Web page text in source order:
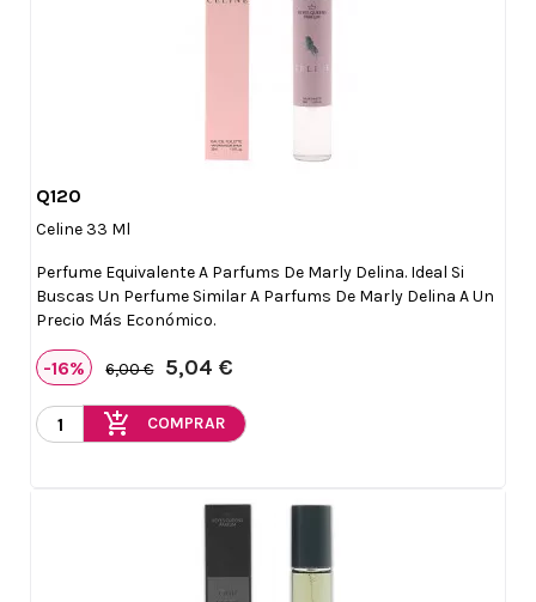
Q120
Celine 33 Ml
Perfume Equivalente A Parfums De Marly Delina. Ideal Si
Buscas Un Perfume Similar A Parfums De Marly Delina A Un
Precio Más Económico.
-16% 6,00 € 5,04 €
add_shopping_cart COMPRAR